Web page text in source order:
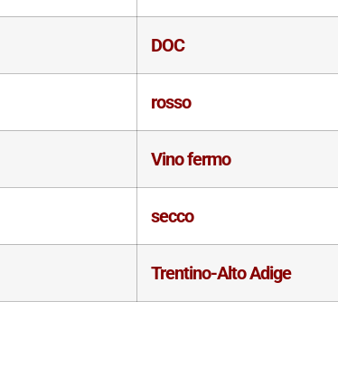
DOC
rosso
Vino fermo
secco
Trentino-Alto Adige